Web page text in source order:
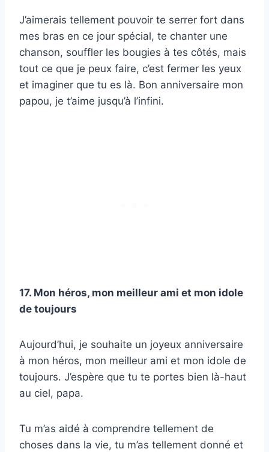
J’aimerais tellement pouvoir te serrer fort dans
mes bras en ce jour spécial, te chanter une
chanson, souffler les bougies à tes côtés, mais
tout ce que je peux faire, c’est fermer les yeux
et imaginer que tu es là. Bon anniversaire mon
papou, je t’aime jusqu’à l’infini.
17. Mon héros, mon meilleur ami et mon idole
de toujours
Aujourd’hui, je souhaite un joyeux anniversaire
à mon héros, mon meilleur ami et mon idole de
toujours. J’espère que tu te portes bien là-haut
au ciel, papa.
Tu m’as aidé à comprendre tellement de
choses dans la vie, tu m’as tellement donné et